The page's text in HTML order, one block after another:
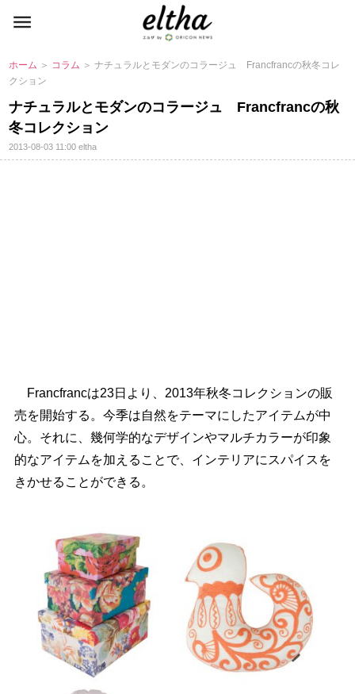
ホーム ＞ コラム ＞ ナチュラルとモダンのコラージュ Francfrancの秋冬コレ
クション
ナチュラルとモダンのコラージュ Francfrancの秋
冬コレクション
2013-08-03 11:00eltha
Francfrancは23日より、2013年秋冬コレクションの販
売を開始する。今季は自然をテーマにしたアイテムが中
心。それに、幾何学的なデザインやマルチカラーが印象
的なアイテムを加えることで、インテリアにスパイスを
きかせることができる。